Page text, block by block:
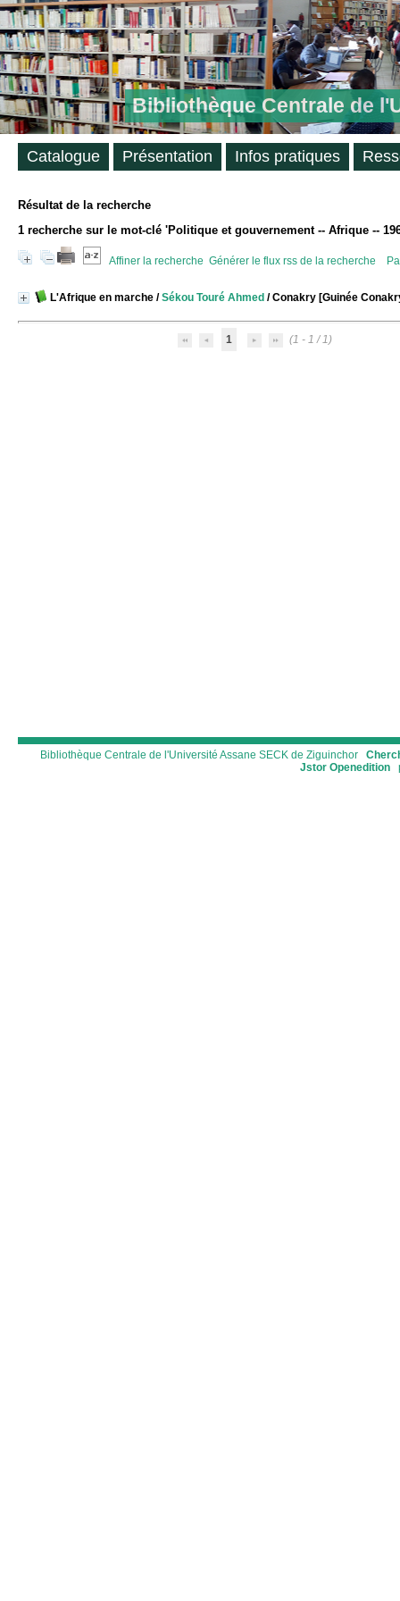
Bibliothèque Centrale de
Résultat de la recherche
1 recherche sur le mot-clé 'Politique et gouvernement -- Afrique --
Affiner la recherche Générer le flux rss de la recherche
L'Afrique en marche /Sékou Touré Ahmed / Conakry [Guinée
1 (1 - 1 / 1)
Bibliothèque Centrale de l'Université Assane SECK de Ziguinchor
Jstor Openedition
Catalogue Présentation Infos pratiques